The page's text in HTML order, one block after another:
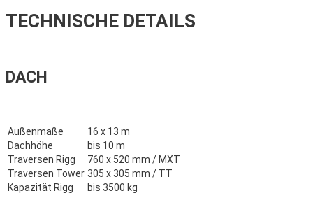
TECHNISCHE DETAILS
DACH
Außenmaße
16 x 13 m
Dachhöhe
bis 10 m
Traversen Rigg
760 x 520 mm / MXT
Traversen Tower 305 x 305 mm / TT
Kapazität Rigg
bis 3500 kg